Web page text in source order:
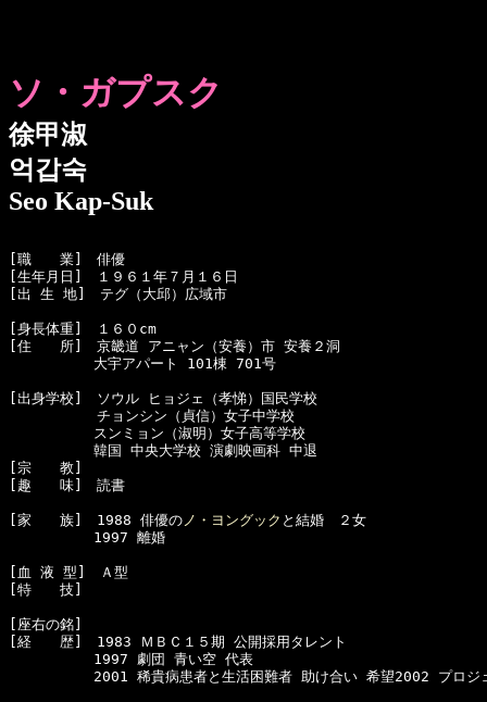
ソ・ガプスク
徐甲淑
억갑숙
Seo Kap-Suk
[職　　業]　俳優
[生年月日]　１９６１年７月１６日
[出 生 地]　テグ（大邱）広域市
[身長体重]　１６０cm
[住　　所]　京畿道 アニャン（安養）市 安養２洞
大宇アパート 101棟 701号
[出身学校]　ソウル ヒョジェ（孝悌）国民学校
  　　　　　チョンシン（貞信）女子中学校
スンミョン（淑明）女子高等学校
韓国 中央大学校 演劇映画科 中退
[宗　　教]
[趣　　味]　読書
[家　　族]　1988 俳優のノ・ヨングック と結婚　２女
1997 離婚
[血 液 型]　Ａ型
[特　　技]
[座右の銘]
[経　　歴]　1983 ＭＢＣ１５期 公開採用タレント
1997 劇団 青い空 代表
2001 稀貴病患者と生活困難者 助け合い 希望2002 プロジェ